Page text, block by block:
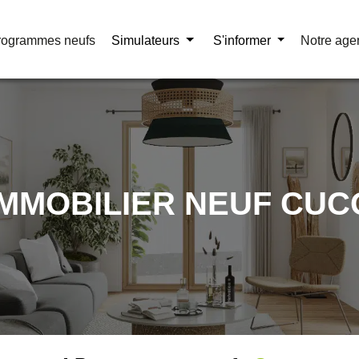
neufs Simulateurs S'informer Notre
neufs Simulateurs S'informer Notre
NEUF